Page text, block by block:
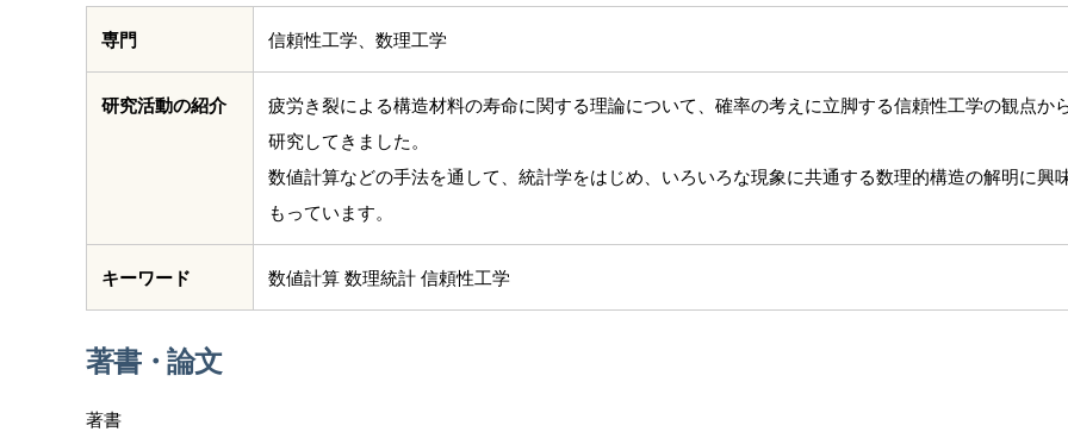
専門 信頼性工学、数理工学
研究活動の紹介
疲労き裂による構造材料の寿命に関する理論について、確率の考えに立脚する信頼性工学の観点から
研究してきました。
数値計算などの手法を通して、統計学をはじめ、いろいろな現象に共通する数理的構造の解明に興
もっています。
キーワード 数値計算 数理統計 信頼性工学
著書・論文
著書